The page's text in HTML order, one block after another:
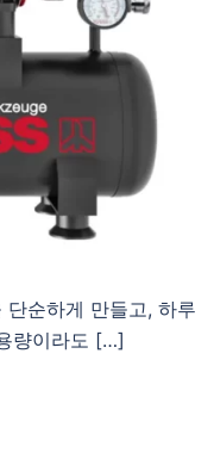
순하게 만들고, 하루
량이라도 […]